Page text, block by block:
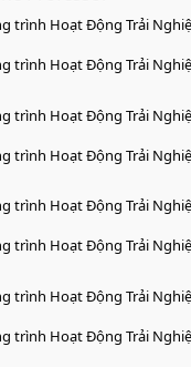
trình Hoạt Động Trải
trình Hoạt Động Trải
trình Hoạt Động Trải
trình Hoạt Động Trải
trình Hoạt Động Trải
trình Hoạt Động Trải
trình Hoạt Động Trải
trình Hoạt Động Trải